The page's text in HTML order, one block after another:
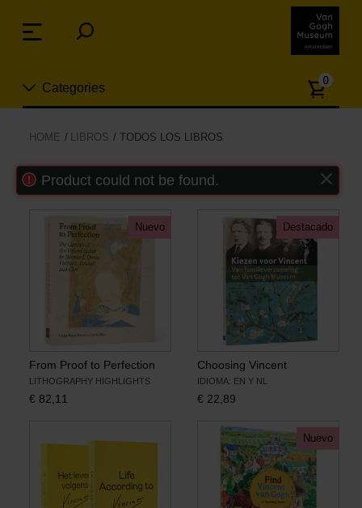
links
Jump
content
navigation
Categories
Nuevo
Joyas
Para la casa
Hogar y Cocina
Ocio
Libros
Lienzos y Láminas
Regalos
0
HOME LIBROS TODOS LOS LIBROS
Product could not be found.
Nuevo
From Proof to Perfection
LITHOGRAPHY HIGHLIGHTS
€ 82,11
Destacado
Choosing Vincent
IDIOMA: EN Y NL
€ 22,89
Nuevo
Menu